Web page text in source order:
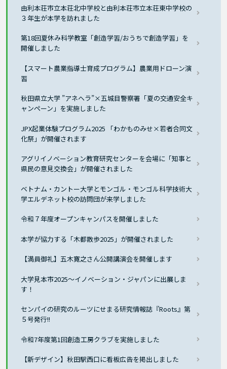
由利本荘市立本荘北中学校と由利本荘市立本荘東中学校の
３年生が本学を訪れました
第18回夏休み科学教室「創造学習/おうちで創造学習」を
開催しました
【スマート農業指導士育成プログラム】農業用ドローン演
習
秋田県立大学 ”アネヘラ”×五城目警察署「夏の交通安全キ
ャンペーン」を実施しました
JPX起業体験プログラム2025 「わかものみせ×若者合同文
化祭」が開催されます
アグリイノベーション教育研究センターを会場に「知事と
県民の意見交換会」が開催されました
ベトナム・カントー大学とモンゴル・モンゴル科学技術大
学エルデネット校の訪問団が来学しました
令和７年度オープンキャンパスを開催しました
本学が協力する「木都散歩2025」が開催されました
【満員御礼】五木寛之さん公開講演会を開催します
大学見本市2025〜イノベーション・ジャパンに出展しま
す！
センパイの研究のルーツにせまる研究情報誌『Roots』第
５号発行!!
令和7年度第1回創造工房クラブを実施しました
【新デザイン】秋田駅西口に看板広告を掲出しました